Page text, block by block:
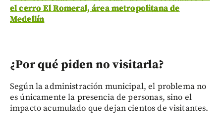
el cerro El Romeral, área metropolitana de
Medellín
¿Por qué piden no visitarla?
Según la administración municipal, el problema no
es únicamente la presencia de personas, sino el
impacto acumulado que dejan cientos de visitantes.